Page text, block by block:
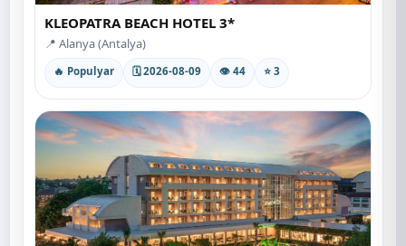
KLEOPATRA BEACH HOTEL 3*
📍 Alanya (Antalya)
🔥 Populyar 🗓 2026-08-09 👁 44 ⭐ 3